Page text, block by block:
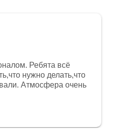
Ребята всё
нужно делать,что
Атмосфера очень
и